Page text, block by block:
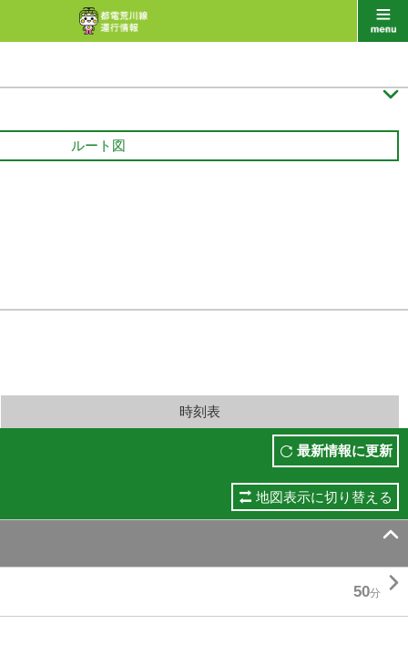

ルート図
時刻表
最新情報に更新
地図表示に切り替える

50分 